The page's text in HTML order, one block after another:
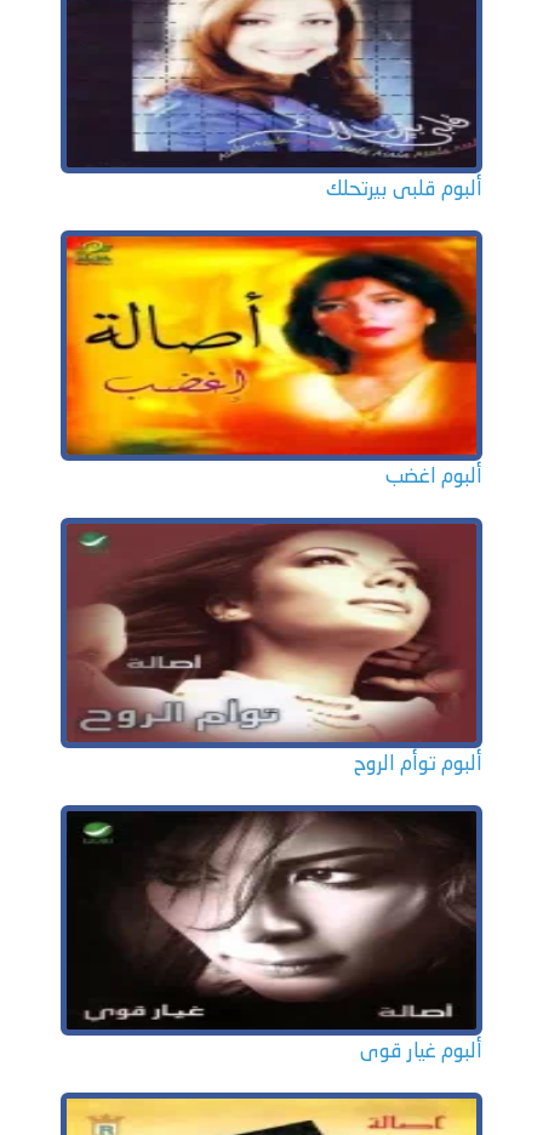
ألبوم قلبى بيرتحلك
ألبوم اغضب
ألبوم توأم الروح
ألبوم غيار قوى